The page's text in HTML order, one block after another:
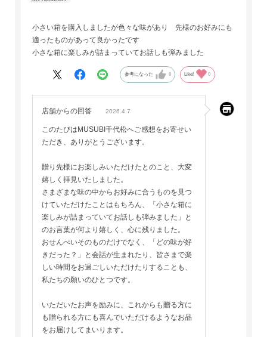
小さい箱を購入しましたが色々な味があり 先様のお好みにも
適ったものがあって良かったです
小さな箱に楽しみが詰まっていてお話しも弾みました
参考になった 0 Like! 0
店舗からの回答 2026.4.7
このたびはMUSUBI千代松へご感想をお寄せい
ただき、ありがとうございます。
贈り先様にお楽しみいただけたとのこと、大変
嬉しく拝見いたしました。
さまざまな味の中からお好みに合うものを見つ
けていただけたことはもちろん、「小さな箱に
楽しみが詰まっていてお話しも弾みました」と
のお言葉が何より嬉しく、心に残りました。
おせんべいそのものだけでなく、「どの味が好
きだった？」と会話が生まれたり、皆さまで楽
しい時間をお過ごしいただけたりすることも、
私たちの願いのひとつです。
いただいたお声を励みに、これからも贈る方に
も贈られる方にも喜んでいただけるようなお品
をお届けしてまいります。